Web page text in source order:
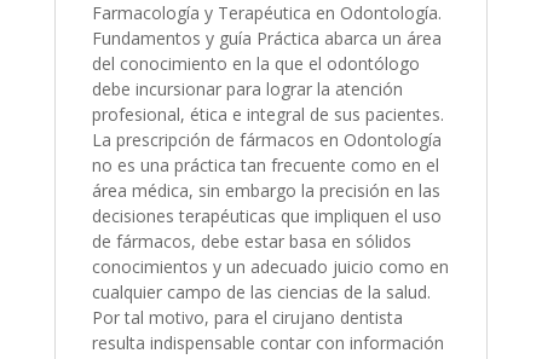
Farmacología y Terapéutica en Odontología.
Fundamentos y guía Práctica abarca un área
del conocimiento en la que el odontólogo
debe incursionar para lograr la atención
profesional, ética e integral de sus pacientes.
La prescripción de fármacos en Odontología
no es una práctica tan frecuente como en el
área médica, sin embargo la precisión en las
decisiones terapéuticas que impliquen el uso
de fármacos, debe estar basa en sólidos
conocimientos y un adecuado juicio como en
cualquier campo de las ciencias de la salud.
Por tal motivo, para el cirujano dentista
resulta indispensable contar con información